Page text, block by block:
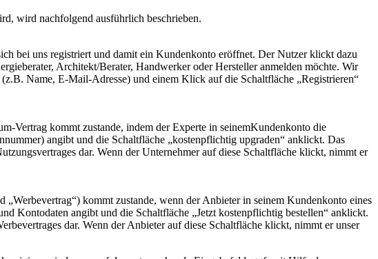
wird nachfolgend ausführlich beschrieben.
bei uns registriert und damit ein Kundenkonto eröffnet. Der Nutzer klickt dazu
Architekt/Berater, Handwerker oder Hersteller anmelden möchte. Wir
Name, E-Mail-Adresse) und einem Klick auf die Schaltfläche „Registrieren“
Vertrag kommt zustande, indem der Experte in seinemKundenkonto die
angibt und die Schaltfläche „kostenpflichtig upgraden“ anklickt. Das
dar. Wenn der Unternehmer auf diese Schaltfläche klickt, nimmt er
kommt zustande, wenn der Anbieter in seinem Kundenkonto eines
Kontodaten angibt und die Schaltfläche „Jetzt kostenpflichtig bestellen“ anklickt.
dar. Wenn der Anbieter auf diese Schaltfläche klickt, nimmt er unser